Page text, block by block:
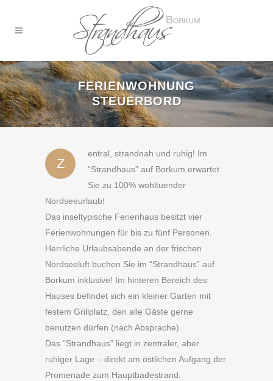
FERIENWOHNUNG
STEUERBORD
Z
entral, strandnah und ruhig! Im
“Strandhaus” auf Borkum erwartet
Sie zu 100% wohltuender
Nordseeurlaub!
Das inseltypische Ferienhaus besitzt vier
Ferienwohnungen für bis zu fünf Personen.
Herrliche Urlaubsabende an der frischen
Nordseeluft buchen Sie im “Strandhaus” auf
Borkum inklusive! Im hinteren Bereich des
Hauses befindet sich ein kleiner Garten mit
festem Grillplatz, den alle Gäste gerne
benutzen dürfen (nach Absprache).
Das “Strandhaus” liegt in zentraler, aber
ruhiger Lage – direkt am östlichen Aufgang der
Promenade zum Hauptbadestrand.